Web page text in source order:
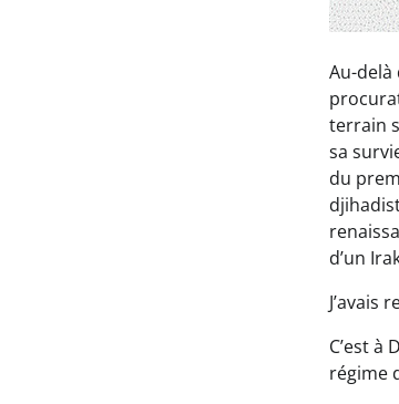
Au-
terrain
sa
du
d’un
J’avais
C’est à
régime